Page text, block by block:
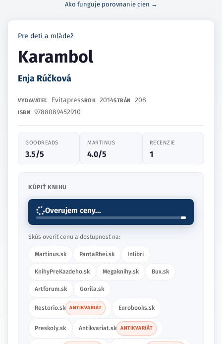
Ako funguje porovnanie cien →
Pre deti a mládež
Karambol
Enja Rúčková
VYDAVATEĽ EvitapressROK 2014STRÁN 208
ISBN 9788089452910
GOODREADS
3.5/5
MARTINUS
4.0/5
RECENZIE
1
KÚPIŤ KNIHU
Overujem ceny...
Skús overiť cenu a dostupnosť na:
Martinus.sk PantaRhei.sk Inlibri
KnihyPreKazdeho.sk Megaknihy.sk Bux.sk
Artforum.sk Gorila.sk
Restorio.sk ANTIKVARIÁT Eurobooks.sk
Preskoly.sk Antikvariat.sk ANTIKVARIÁT